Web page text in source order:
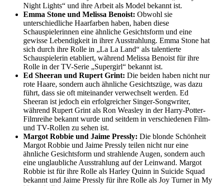
Night Lights“ und ihre Arbeit als Model bekannt ist.
Emma Stone und Melissa Benoist: Obwohl sie
unterschiedliche Haarfarben haben, haben diese
Schauspielerinnen eine ähnliche Gesichtsform und eine
gewisse Lebendigkeit in ihrer Ausstrahlung. Emma Stone hat
sich durch ihre Rolle in „La La Land“ als talentierte
Schauspielerin etabliert, während Melissa Benoist für ihre
Rolle in der TV-Serie „Supergirl“ bekannt ist.
Ed Sheeran und Rupert Grint: Die beiden haben nicht nur
rote Haare, sondern auch ähnliche Gesichtszüge, was dazu
führt, dass sie oft miteinander verwechselt werden. Ed
Sheeran ist jedoch ein erfolgreicher Singer-Songwriter,
während Rupert Grint als Ron Weasley in der Harry-Potter-
Filmreihe bekannt wurde und seitdem in verschiedenen Film-
und TV-Rollen zu sehen ist.
Margot Robbie und Jaime Pressly: Die blonde Schönheit
Margot Robbie und Jaime Pressly teilen nicht nur eine
ähnliche Gesichtsform und strahlende Augen, sondern auch
eine unglaubliche Ausstrahlung auf der Leinwand. Margot
Robbie ist für ihre Rolle als Harley Quinn in Suicide Squad
bekannt und Jaime Pressly für ihre Rolle als Joy Turner in My